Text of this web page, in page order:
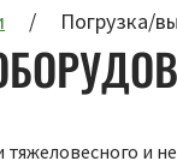
Погрузка/
и